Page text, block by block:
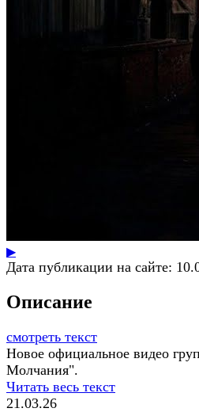
▶
Дата публикации на сайте:
Описание
смотреть текст
Новое официальное видео
Молчания".
Читать весь текст
21.03.26